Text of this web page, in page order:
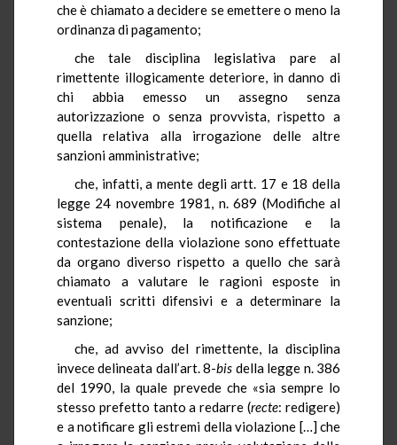
che è chiamato a decidere se emettere o meno la
ordinanza di pagamento;
che tale disciplina legislativa pare al
rimettente illogicamente deteriore, in danno di
chi abbia emesso un assegno senza
autorizzazione o senza provvista, rispetto a
quella relativa alla irrogazione delle altre
sanzioni amministrative;
che, infatti, a mente degli artt. 17 e 18 della
legge 24 novembre 1981, n. 689 (Modifiche al
sistema penale), la notificazione e la
contestazione della violazione sono effettuate
da organo diverso rispetto a quello che sarà
chiamato a valutare le ragioni esposte in
eventuali scritti difensivi e a determinare la
sanzione;
che, ad avviso del rimettente, la disciplina
invece delineata dall’art. 8-bis della legge n. 386
del 1990, la quale prevede che «sia sempre lo
stesso prefetto tanto a redarre (recte: redigere)
e a notificare gli estremi della violazione […] che